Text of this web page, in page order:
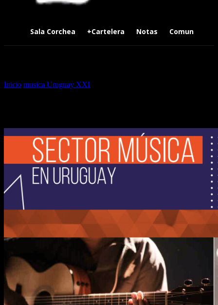
Sala Corchea +Cartelera Notas Comunidad
Inicio musica Uruguay XXI